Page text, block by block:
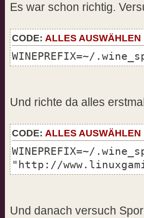
Es war schon richtig.
CODE: ALLES AUSWÄHLEN
WINEPREFIX=~/
Und richte da alles
CODE: ALLES AUSWÄHLEN
WINEPREFIX=~/
"http://
Und danach versuch